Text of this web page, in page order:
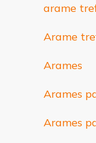
arame
Arame
Arames
Arames
Arames